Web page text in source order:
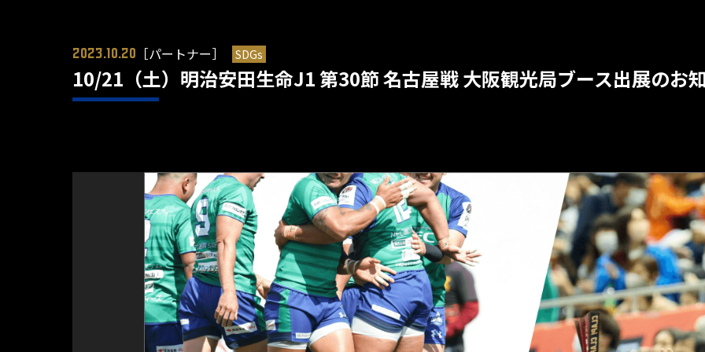
2023.10.20 ［パートナー］ SDGs
10/21（土）明治安田生命J1 第30節 名古屋戦 大阪観光局ブース出展のお